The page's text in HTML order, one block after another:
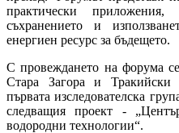
практически приложения,
съхранението и
енергиен ресурс за бъдещето.
С провеждането на форума
Стара Загора и Тракийски
първата изследователска
следващия проект -
водородни технологии“.